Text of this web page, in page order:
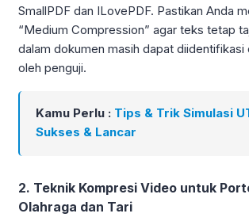
SmallPDF dan ILovePDF. Pastikan Anda
“Medium Compression” agar teks tetap
dalam dokumen masih dapat diidentifikasi
oleh penguji.
Kamu Perlu : Tips & Trik Simulasi
Sukses & Lancar
2. Teknik Kompresi Video untuk
Olahraga dan Tari